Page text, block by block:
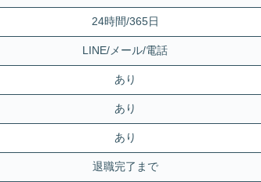
24時間/365日
LINE/メール/電話
あり
あり
あり
退職完了まで